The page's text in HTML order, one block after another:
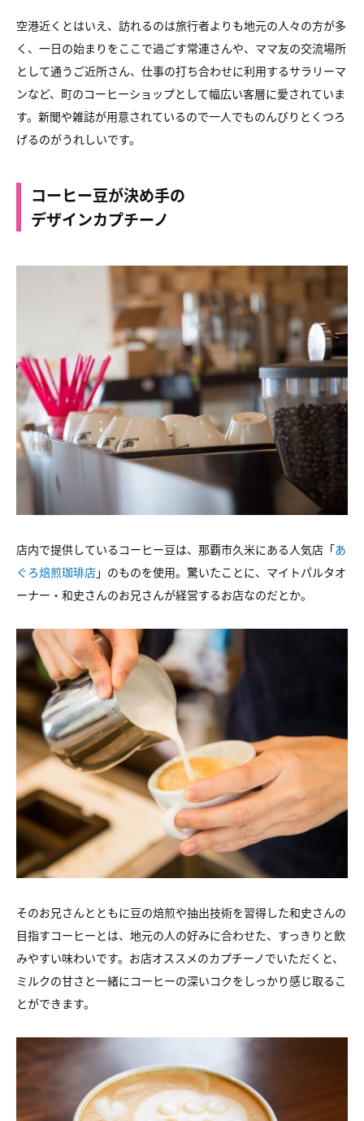
空港近くとはいえ、訪れるのは旅行者よりも地元の人々の方が多
く、一日の始まりをここで過ごす常連さんや、ママ友の交流場所
として通うご近所さん、仕事の打ち合わせに利用するサラリーマ
ンなど、町のコーヒーショップとして幅広い客層に愛されていま
す。新聞や雑誌が用意されているので一人でものんびりとくつろ
げるのがうれしいです。
コーヒー豆が決め手の
デザインカプチーノ
店内で提供しているコーヒー豆は、那覇市久米にある人気店「あ
ぐろ焙煎珈琲店」のものを使用。驚いたことに、マイトパルタオ
ーナー・和史さんのお兄さんが経営するお店なのだとか。
そのお兄さんとともに豆の焙煎や抽出技術を習得した和史さんの
目指すコーヒーとは、地元の人の好みに合わせた、すっきりと飲
みやすい味わいです。お店オススメのカプチーノでいただくと、
ミルクの甘さと一緒にコーヒーの深いコクをしっかり感じ取るこ
とができます。